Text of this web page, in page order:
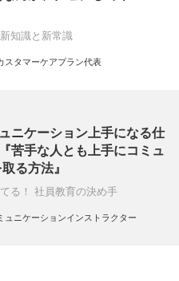
知識と新常識
スタマーケアプラン代表
ニケーション上手になる仕
苦手な人とも上手にコミュ
る方法』
る！ 社員教育の決め手
ュニケーションインストラクター